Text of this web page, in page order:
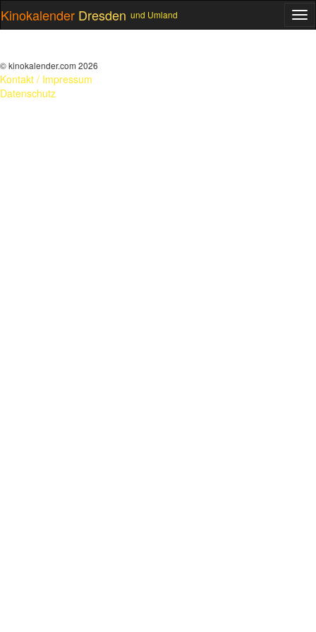
Kinokalender Dresden und Umland
© kinokalender.com 2026
Kontakt / Impressum
Datenschutz